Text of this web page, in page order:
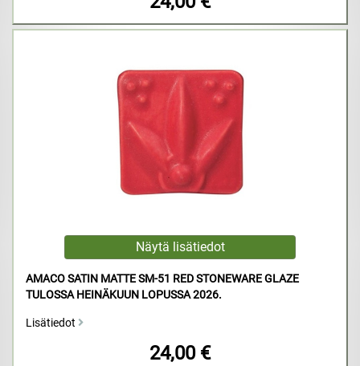
AMACO SATIN MATTE SM-51 RED STONEWARE GLAZE
TULOSSA HEINÄKUUN LOPUSSA 2026.
Lisätiedot
24,00 €